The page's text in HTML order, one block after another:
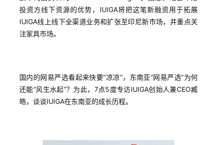
投资方线下资源的优势，IUIGA将把这笔新融资用于拓展
IUIGA线上线下全渠道业务和扩张至印尼新市场，并重点关
注家具市场。
国内的网易严选看起来快要“凉凉”，东南亚“网易严选”为何
还能“风生水起”？为此，7点5度专访IUIGA创始人兼CEO臧
皓，谈谈IUIGA在东南亚的成长历程。